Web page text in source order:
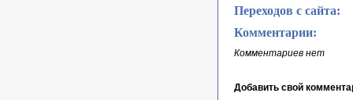
Переходов с сайта:
Комментарии:
Комментариев нет
Добавить свой